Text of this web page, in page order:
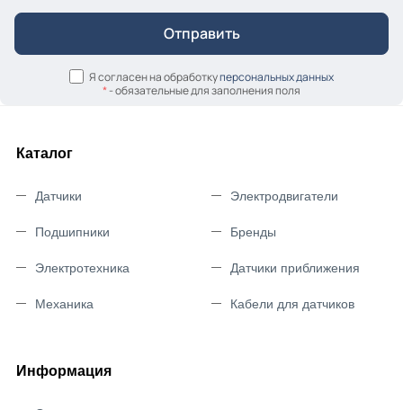
Я согласен на обработкуперсональных данных
*- обязательные для заполнения поля
Каталог
Датчики
Подшипники
Электротехника
Механика
Электродвигатели
Бренды
Датчики приближения
Кабели для датчиков
Информация